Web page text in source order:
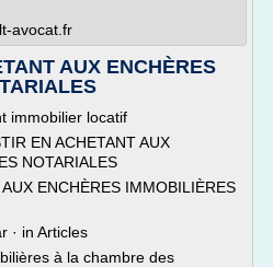
avocat.fr
AUX ENCHÈRES
immobilier locatif
EN ACHETANT AUX
NOTARIALES
ENCHÈRES IMMOBILIÈRES
· in Articles
à la chambre des